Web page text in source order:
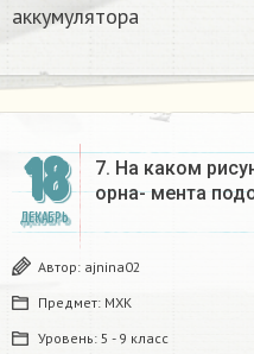
аккумулятора
18
ДЕКАБРЬ
7. На каком
орна- мента
Автор: ajnina02
Предмет: МХК
Уровень: 5 - 9 класс